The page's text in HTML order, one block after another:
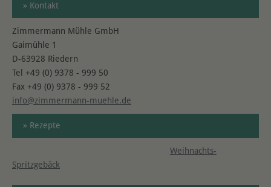
» Kontakt
Zimmermann Mühle GmbH
Gaimühle 1
D-63928 Riedern
Tel +49 (0) 9378 - 999 50
Fax +49 (0) 9378 - 999 52
info@zimmermann-muehle.de
» Rezepte
Weihnachts-
Spritzgebäck